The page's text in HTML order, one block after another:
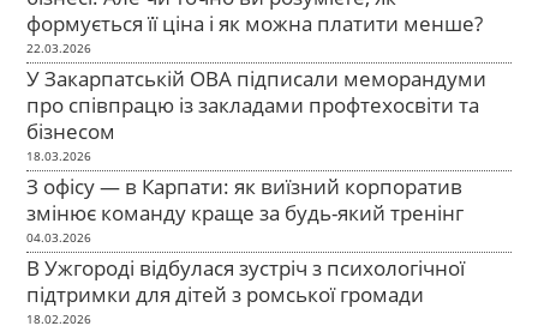
формується її ціна і як можна платити менше?
22.03.2026
У Закарпатській ОВА підписали меморандуми
про співпрацю із закладами профтехосвіти та
бізнесом
18.03.2026
З офісу — в Карпати: як виїзний корпоратив
змінює команду краще за будь-який тренінг
04.03.2026
В Ужгороді відбулася зустріч з психологічної
підтримки для дітей з ромської громади
18.02.2026